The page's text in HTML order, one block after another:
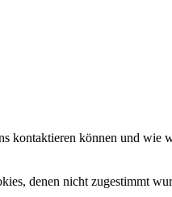
kontaktieren können und wie
denen nicht zugestimmt